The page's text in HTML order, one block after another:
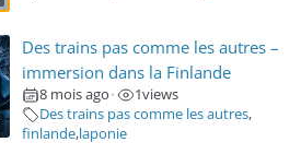
Des trains pas comme les autres –
immersion dans la Finlande
8 mois ago • 1views
Des trains pas comme les autres,
finlande,laponie